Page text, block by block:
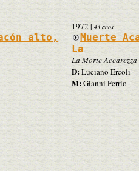
alto,
1972 | 43 años
Muerte
La
La Morte
D:Luciano Ercoli
M: Gianni Ferrio